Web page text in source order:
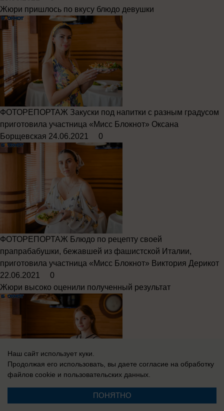
Жюри пришлось по вкусу блюдо девушки
ФОТОРЕПОРТАЖ Закуски под напитки с разным градусом
приготовила участница «Мисс Блокнот» Оксана
Борщевская 24.06.2021 0
ФОТОРЕПОРТАЖ Блюдо по рецепту своей
прапрабабушки, бежавшей из фашистской Италии,
приготовила участница «Мисс Блокнот» Виктория Дерикот
22.06.2021
0
Жюри высоко оценили полученный результат
ФОТОРЕПОРТАЖ "Успеть за 5 минут": участница "Мисс
Блокнот Таганрог-2021" Ирина Рыжова покорила жюри на
Наш сайт использует куки.
Продолжая его использовать, вы даете согласие на обработку
файлов cookie и пользовательских данных.
ПОНЯТНО